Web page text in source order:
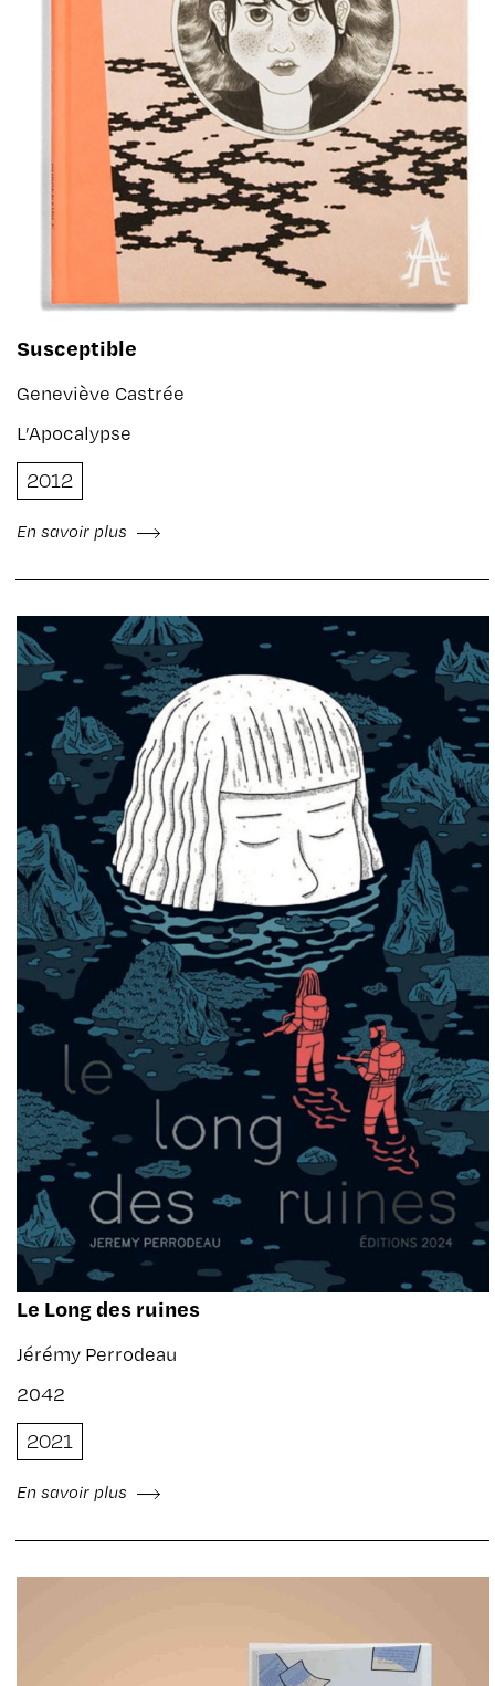
Susceptible
Geneviève Castrée
L’Apocalypse
2012
En savoir plus
Le Long des ruines
Jérémy Perrodeau
2042
2021
En savoir plus